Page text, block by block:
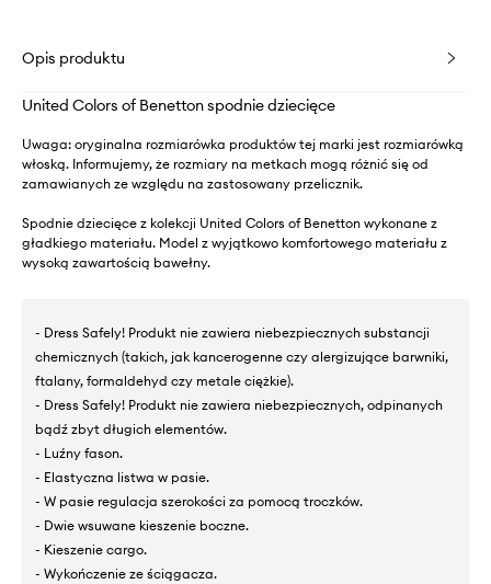
Opis produktu
United Colors of Benetton spodnie dziecięce
Uwaga: oryginalna rozmiarówka produktów tej marki jest rozmiarówką
włoską. Informujemy, że rozmiary na metkach mogą różnić się od
zamawianych ze względu na zastosowany przelicznik.
Spodnie dziecięce z kolekcji United Colors of Benetton wykonane z
gładkiego materiału. Model z wyjątkowo komfortowego materiału z
wysoką zawartością bawełny.
- Dress Safely! Produkt nie zawiera niebezpiecznych substancji
chemicznych (takich, jak kancerogenne czy alergizujące barwniki,
ftalany, formaldehyd czy metale ciężkie).
- Dress Safely! Produkt nie zawiera niebezpiecznych, odpinanych
bądź zbyt długich elementów.
- Luźny fason.
- Elastyczna listwa w pasie.
- W pasie regulacja szerokości za pomocą troczków.
- Dwie wsuwane kieszenie boczne.
- Kieszenie cargo.
- Wykończenie ze ściągacza.